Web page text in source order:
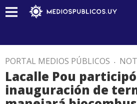
PORTAL MEDIOS PÚBLICOS .
Lacalle Pou
inauguración de